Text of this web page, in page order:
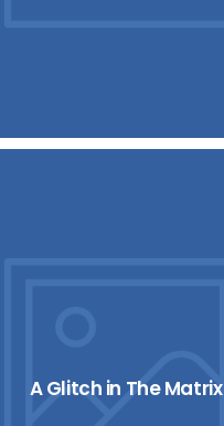
A Glitch in The Matrix